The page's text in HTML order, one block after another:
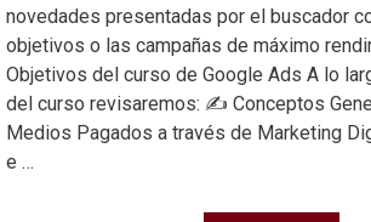
novedades presentadas por el buscador
objetivos o las campañas de máximo
Objetivos del curso de Google Ads A lo
del curso revisaremos: ✍️ Conceptos
Medios Pagados a través de Marketing
e …